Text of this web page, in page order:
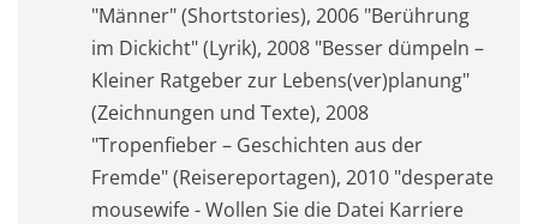
"Männer" (Shortstories), 2006 "Berührung
im Dickicht" (Lyrik), 2008 "Besser dümpeln –
Kleiner Ratgeber zur Lebens(ver)planung"
(Zeichnungen und Texte), 2008
"Tropenfieber – Geschichten aus der
Fremde" (Reisereportagen), 2010 "desperate
mousewife - Wollen Sie die Datei Karriere